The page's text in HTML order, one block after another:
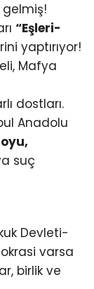
gelmiş!
“Eşleri-
yaptırıyor!
Mafya
dostları.
Anadolu
suç
Devleti-
varsa
birlik ve